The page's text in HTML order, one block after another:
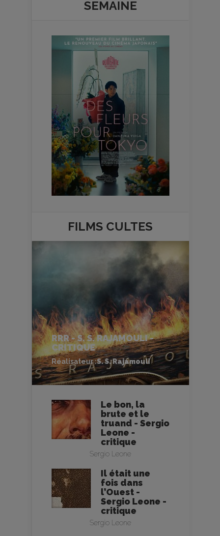
SEMAINE
FILMS CULTES
RRR - S. S. RAJAMOULI -
CRITIQUE
Réalisateur :S. S. Rajamouli
Le bon, la
brute et le
truand - Sergio
Leone -
critique
Sergio Leone
Il était une
fois dans
l’Ouest -
Sergio Leone -
critique
Sergio Leone